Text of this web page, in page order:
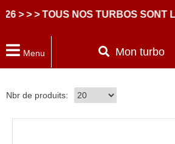
NOS TURBOS SONT LIVRES
Menu Mon turbo
Nbr de produits: